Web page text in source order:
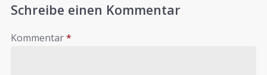
Schreibe einen Kommentar
Kommentar*